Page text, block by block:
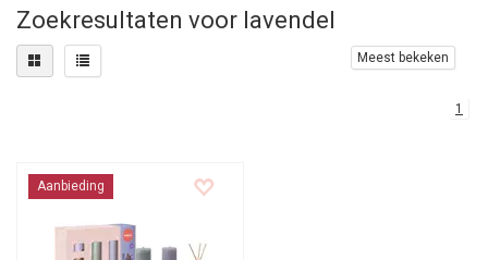
Zoekresultaten voor lavendel
Meest bekeken
1
Aanbieding